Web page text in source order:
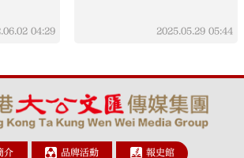
04:29 2025.05.29 05:44
介 品牌活動 報史館